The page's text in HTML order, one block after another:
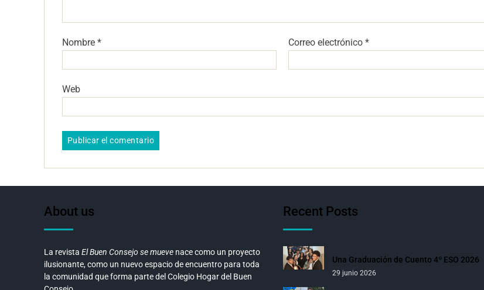
Nombre * Correo electrónico*
Web
About us
La revista El Buen Consejo se mueve nace como un proyecto
ilusionante, como un nuevo espacio de encuentro para toda
la comunidad que forma parte del Colegio Hogar del Buen
Recent Posts
Una Graduación de Cuento 4º ESO 2026
29 junio 2026